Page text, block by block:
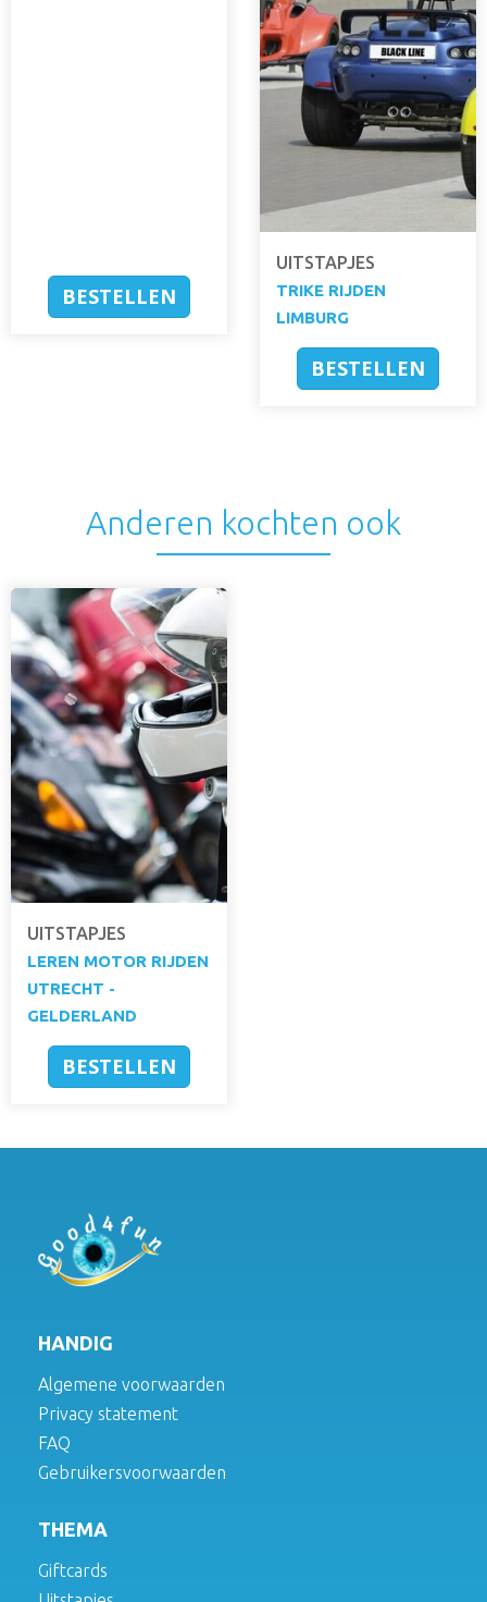
BESTELLEN
UITSTAPJES
TRIKE RIJDEN
LIMBURG
BESTELLEN
Anderen kochten ook
UITSTAPJES
LEREN MOTOR RIJDEN
UTRECHT -
GELDERLAND
BESTELLEN
HANDIG
Algemene voorwaarden
Privacy statement
FAQ
Gebruikersvoorwaarden
THEMA
Giftcards